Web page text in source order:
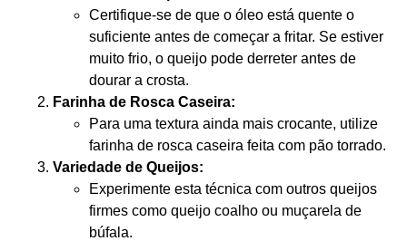
Certifique-se de que o óleo está quente o
suficiente antes de começar a fritar. Se estiver
muito frio, o queijo pode derreter antes de
dourar a crosta.
Farinha de Rosca Caseira:
Para uma textura ainda mais crocante, utilize
farinha de rosca caseira feita com pão torrado.
Variedade de Queijos:
Experimente esta técnica com outros queijos
firmes como queijo coalho ou muçarela de
búfala.